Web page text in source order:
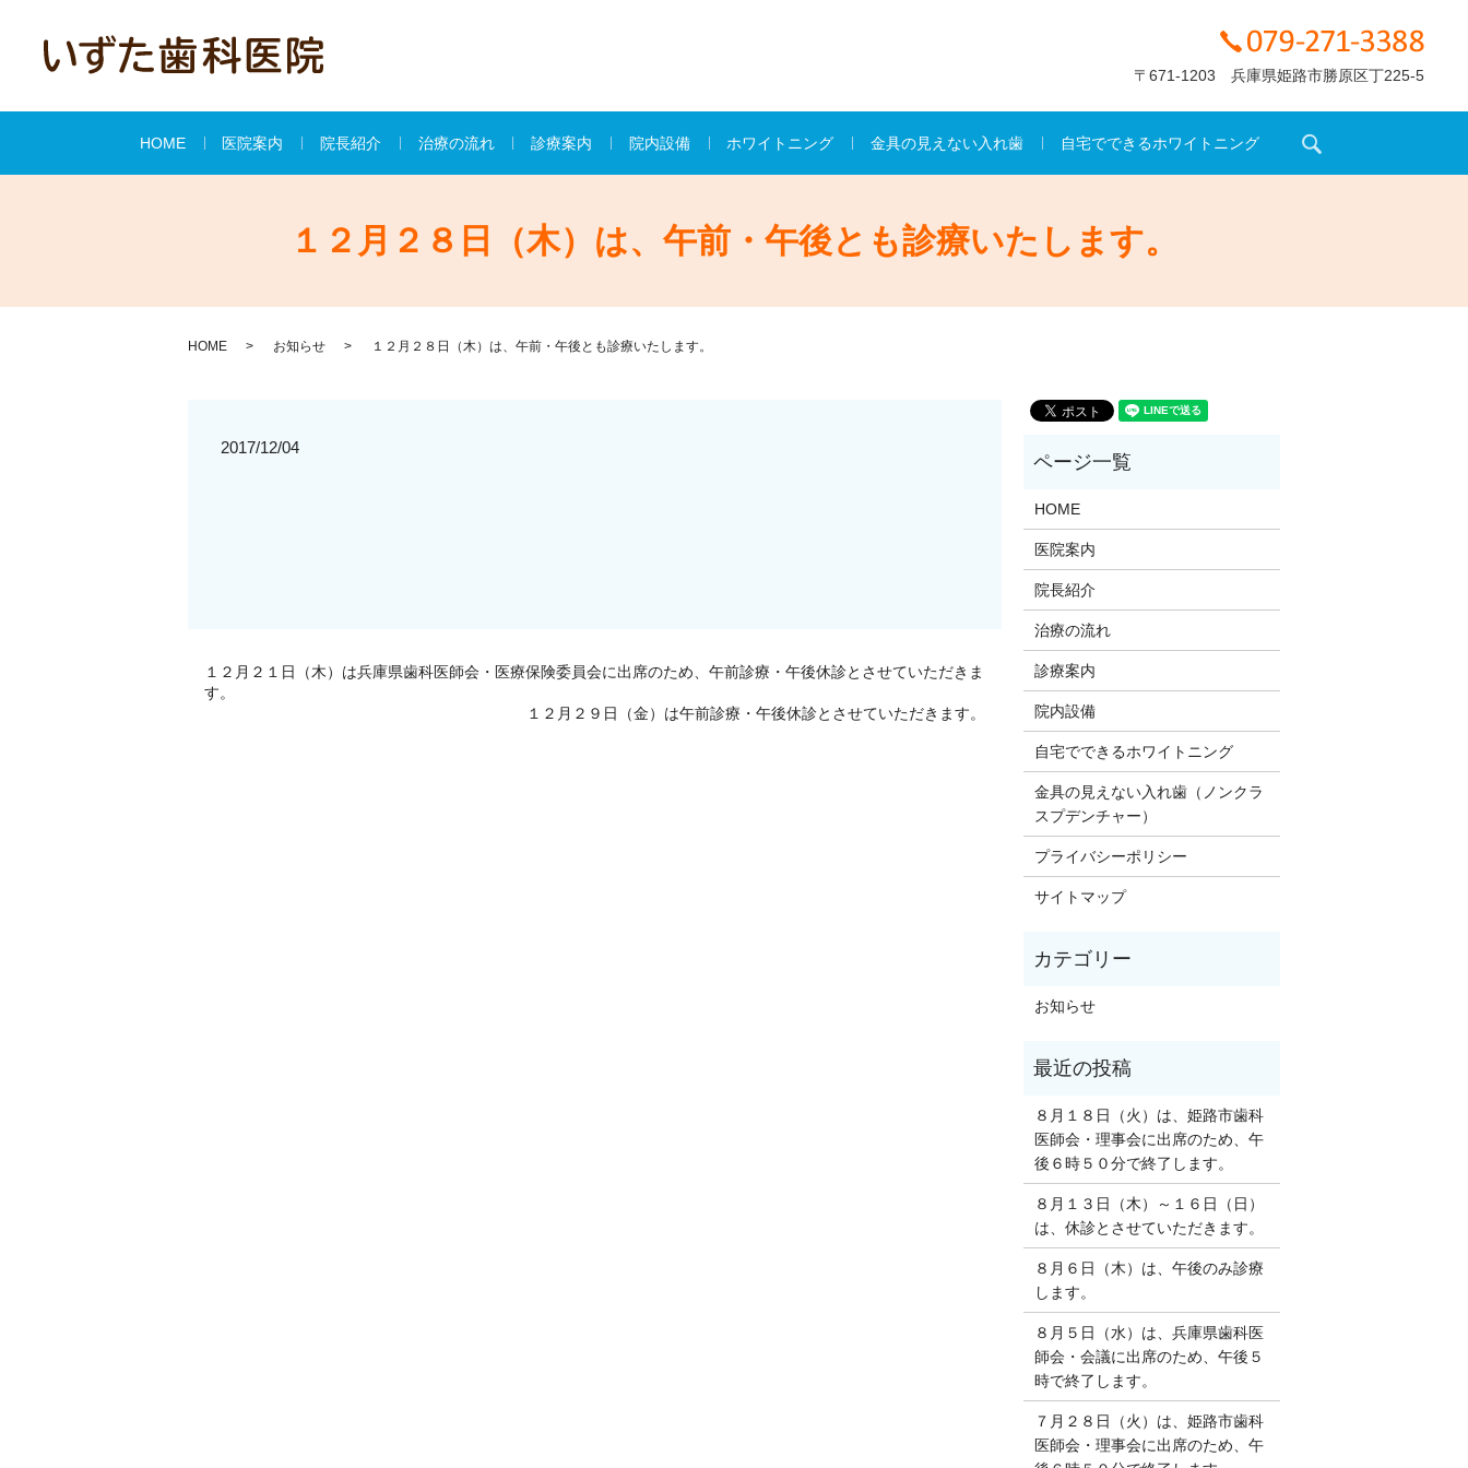
〒671-1203 兵庫県姫路市勝原区丁225-5
HOME 医院案内 院長紹介 治療の流れ 診療案内 院内設備 ホワイトニング 金具の見えない入れ歯 自宅でできるホワイトニング
１２月２８日（木）は、午前・午後とも診療いたします。
HOME お知らせ １２月２８日（木）は、午前・午後とも診療いたします。
2017/12/04
１２月２１日（木）は兵庫県歯科医師会・医療保険委員会に出席のため、午前診療・午後休診とさせていただきま
す。
１２月２９日（金）は午前診療・午後休診とさせていただきます。
HOME
医院案内
院長紹介
治療の流れ
診療案内
院内設備
自宅でできるホワイトニング
金具の見えない入れ歯（ノンクラ
スプデンチャー）
プライバシーポリシー
サイトマップ
お知らせ
８月１８日（火）は、姫路市歯科
医師会・理事会に出席のため、午
後６時５０分で終了します。
８月１３日（木）～１６日（日）
は、休診とさせていただきます。
８月６日（木）は、午後のみ診療
します。
８月５日（水）は、兵庫県歯科医
師会・会議に出席のため、午後５
時で終了します。
７月２８日（火）は、姫路市歯科
医師会・理事会に出席のため、午